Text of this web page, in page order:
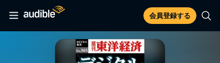
会員登録する